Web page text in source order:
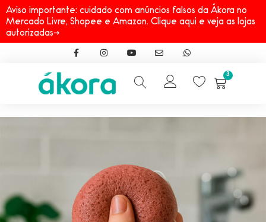
Aviso importante: cuidado com anúncios falsos da Ákora no
Mercado Livre, Shopee e Amazon. Clique aqui e veja as lojas
autorizadas→
3
Início → Linhas → Foffs